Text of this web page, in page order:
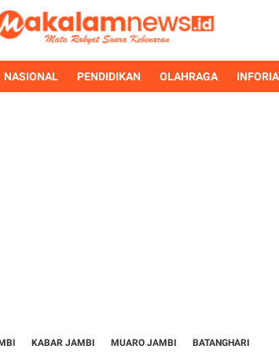
NASIONAL PENDIDIKAN OLAHRAGA
KABAR JAMBI MUARO JAMBI BATANGHARI